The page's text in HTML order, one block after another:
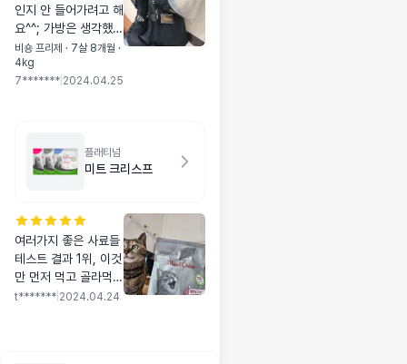
인지 안 들어가려고 해
요^^; 가방은 생각했던
것보다 가벼워요. 옆으
로 메는 것보다 손으로
드는 것이 지금은 편해
비숑 프리제 · 7살 8개월 ·
4kg
7******* 2024.04.25
플래티넘
미트 크리스프
여러가지 좋은 사료들
테스트 결과 1위, 이것
만 먼저 먹고 골라먹
음! 그래서 바로 구매
t******* 2024.04.24